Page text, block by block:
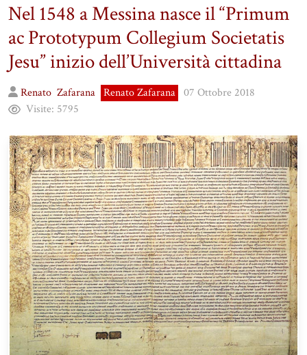
Nel 1548 a Messina nasce il “Primum
ac Prototypum Collegium Societatis
Jesu” inizio dell’Università cittadina
Renato Zafarana Renato Zafarana 07 Ottobre 2018
Visite: 5795